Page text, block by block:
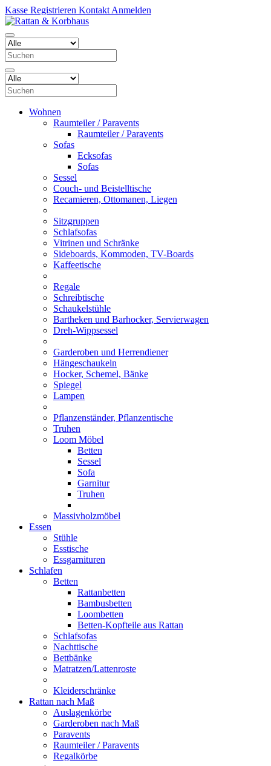
Kasse Registrieren Kontakt Anmelden
Wohnen
Raumteiler / Paravents
Raumteiler / Paravents
Sofas
Ecksofas
Sofas
Sessel
Couch- und Beistelltische
Recamieren, Ottomanen, Liegen
Sitzgruppen
Schlafsofas
Vitrinen und Schränke
Sideboards, Kommoden, TV-Boards
Kaffeetische
Regale
Schreibtische
Schaukelstühle
Bartheken und Barhocker, Servierwagen
Dreh-Wippsessel
Garderoben und Herrendiener
Hängeschaukeln
Hocker, Schemel, Bänke
Spiegel
Lampen
Pflanzenständer, Pflanzentische
Truhen
Loom Möbel
Betten
Sessel
Sofa
Garnitur
Truhen
Massivholzmöbel
Essen
Stühle
Esstische
Essgarnituren
Schlafen
Betten
Rattanbetten
Bambusbetten
Loombetten
Betten-Kopfteile aus Rattan
Schlafsofas
Nachttische
Bettbänke
Matratzen/Lattenroste
Kleiderschränke
Rattan nach Maß
Auslagenkörbe
Garderoben nach Maß
Paravents
Raumteiler / Paravents
Regalkörbe